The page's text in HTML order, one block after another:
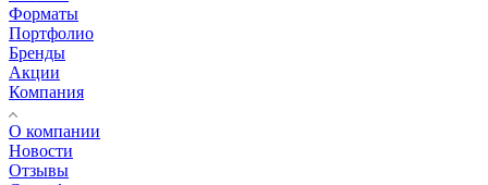
Форматы
Портфолио
Бренды
Акции
Компания
О компании
Новости
Отзывы